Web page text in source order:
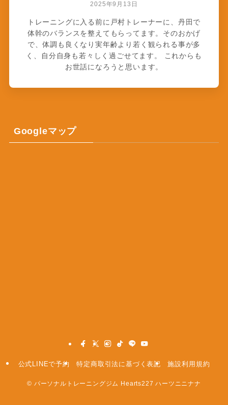
2025年9月13日
トレーニングに入る前に戸村トレーナーに、丹田で
体幹のバランスを整えてもらってます。そのおかげ
で、体調も良くなり実年齢より若く観られる事が多
く、自分自身も若々しく過ごせてます。 これからも
お世話になろうと思います。
Googleマップ
公式LINEで予約 特定商取引法に基づく表記 施設利用規約
© パーソナルトレーニングジム Hearts227 ハーツニニナナ